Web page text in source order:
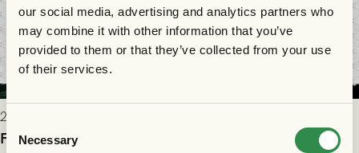
our social media, advertising and analytics partners who
may combine it with other information that you’ve
provided to them or that they’ve collected from your use
of their services.
Consent
Selection
Necessary
2026-07-28 17:36
FC Nordsjælland borta: Biljettuthämtning